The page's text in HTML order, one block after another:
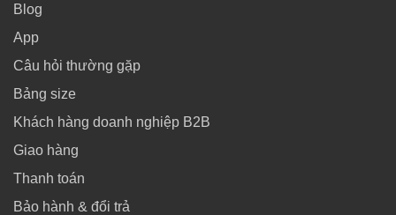
Blog
App
Câu hỏi thường gặp
Bảng size
Khách hàng doanh nghiệp B2B
Giao hàng
Thanh toán
Bảo hành & đổi trả